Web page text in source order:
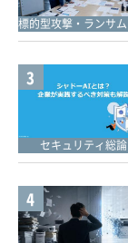
3
セキュリティ総論
4